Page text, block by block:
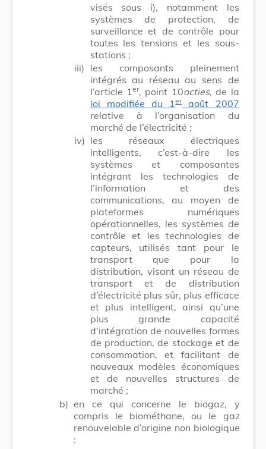
visés sous i), notamment les
systèmes de protection, de
surveillance et de contrôle pour
toutes les tensions et les sous-
stations ;
iii) les composants pleinement
intégrés au réseau au sens de
l’article 1er, point 10octies, de la
loi modifiée du 1eraoût 2007
relative à l’organisation du
marché de l’électricité ;
iv) les réseaux électriques
intelligents, c’est-à-dire les
systèmes et composantes
intégrant les technologies de
l’information et des
communications, au moyen de
plateformes numériques
opérationnelles, les systèmes de
contrôle et les technologies de
capteurs, utilisés tant pour le
transport que pour la
distribution, visant un réseau de
transport et de distribution
d’électricité plus sûr, plus efficace
et plus intelligent, ainsi qu’une
plus grande capacité
d’intégration de nouvelles formes
de production, de stockage et de
consommation, et facilitant de
nouveaux modèles économiques
et de nouvelles structures de
marché ;
b) en ce qui concerne le biogaz, y
compris le biométhane, ou le gaz
renouvelable d’origine non biologique
: